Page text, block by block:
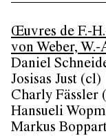
Œuvres de F.-
von Weber,
Daniel
Josisas Just (cl)
Charly Fässler
Hansueli
Markus